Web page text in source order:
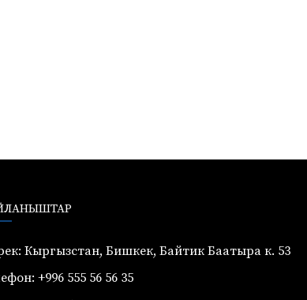
Кыргызстан, Бишкек, Байтик Баатыра к. 53
+996 555 56 56 35